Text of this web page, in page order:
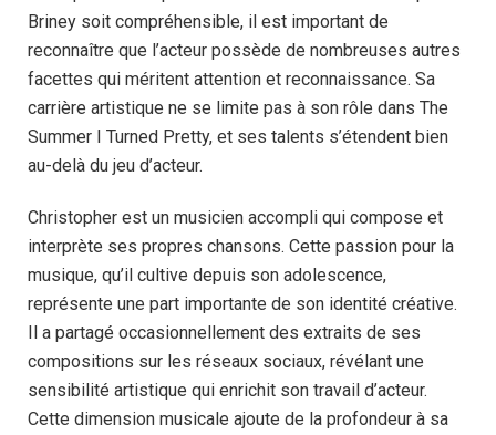
Briney soit compréhensible, il est important de
reconnaître que l’acteur possède de nombreuses autres
facettes qui méritent attention et reconnaissance. Sa
carrière artistique ne se limite pas à son rôle dans The
Summer I Turned Pretty, et ses talents s’étendent bien
au-delà du jeu d’acteur.
Christopher est un musicien accompli qui compose et
interprète ses propres chansons. Cette passion pour la
musique, qu’il cultive depuis son adolescence,
représente une part importante de son identité créative.
Il a partagé occasionnellement des extraits de ses
compositions sur les réseaux sociaux, révélant une
sensibilité artistique qui enrichit son travail d’acteur.
Cette dimension musicale ajoute de la profondeur à sa